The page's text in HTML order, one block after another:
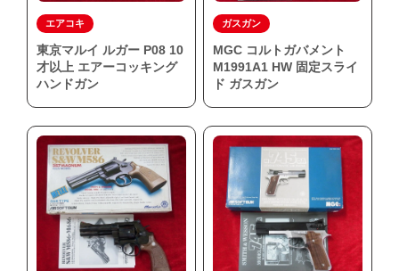
エアコキ
東京マルイ ルガー P08 10
才以上 エアーコッキング
ハンドガン
ガスガン
MGC コルトガバメント
M1991A1 HW 固定スライ
ド ガスガン